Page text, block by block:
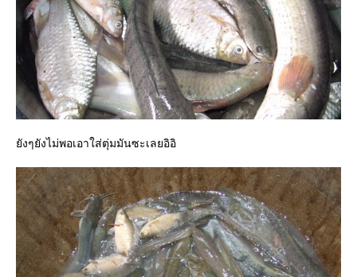
ยังๆยังไม่พอเอาใส่ตุ่มมันซะเลยอิอิ